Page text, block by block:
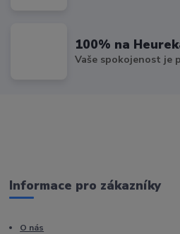
100% na
Vaše spokojenost je
Informace pro zákazníky
O nás